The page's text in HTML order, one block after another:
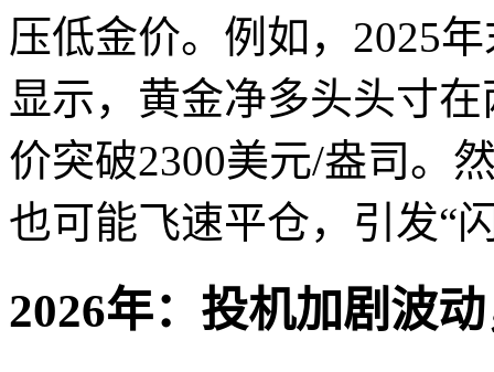
压低金价。例如，2025
显示，黄金净多头头寸
价突破2300美元/盎司。
也可能飞速平仓，引发“
2026年：投机加剧波